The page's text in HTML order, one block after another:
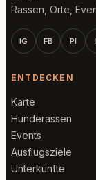
Rassen, Orte,
IG FB PI
ENTDECKEN
Karte
Hunderassen
Events
Ausflugsziele
Unterkünfte